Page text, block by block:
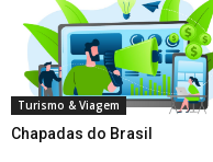
Turismo & Viagem
Chapadas do Brasil